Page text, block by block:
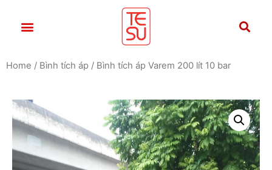
Home / Bình tích áp / Bình tích áp Varem 200 lít 10 bar